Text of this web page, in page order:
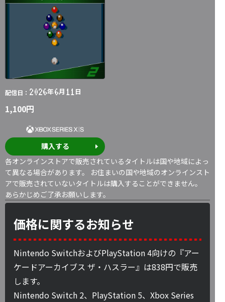
配信日： 2026年6月 11日
1,100円
購入する
各オンラインストアで販売されているタイトルは国や地域によっ
て異なる場合があります。 お住まいの国や地域のオンラインスト
アで販売されていないタイトルは購入することができません。
あらかじめご了承お願いします。
価格に関するお知らせ
Nintendo SwitchおよびPlayStation 4向けの『アー
ケードアーカイブス ザ・ハスラー』は838円で販売
します。
Nintendo Switch 2、PlayStation 5、Xbox Series